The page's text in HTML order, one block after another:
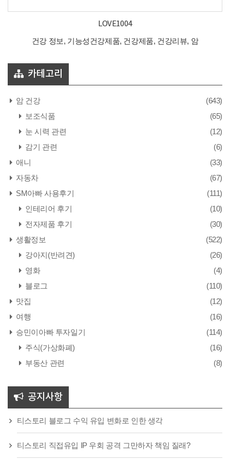
LOVE1004
건강 정보, 기능성건강제품, 건강제품, 건강리뷰, 암
카테고리
암 건강
(643)
보조식품
(65)
눈 시력 관련
(12)
감기 관련
(6)
애니
(33)
자동차
(67)
SM아빠 사용후기
(111)
인테리어 후기
(10)
전자제품 후기
(30)
생활정보
(522)
강아지(반려견)
(26)
영화
(4)
블로그
(110)
맛집
(12)
여행
(16)
승민이아빠 투자일기
(114)
주식(가상화폐)
(16)
부동산 관련
(8)
공지사항
티스토리 블로그 수익 유입 변화로 인한 생각
티스토리 직접유입 IP 우회 공격 그만하자 책임 질래?